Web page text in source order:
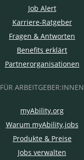
Job Alert
Karriere-Ratgeber
Fragen & Antworten
Benefits erklärt
Partnerorganisationen
FÜR ARBEITGEBER:INNEN
myAbility.org
Warum myAbility.jobs
Produkte & Preise
Jobs verwalten